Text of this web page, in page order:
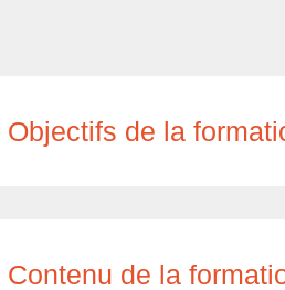
Objectifs de la
Contenu de la